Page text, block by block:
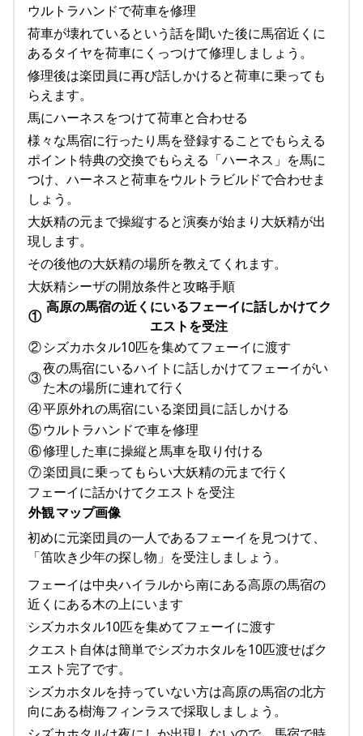
ウルトラハンドで荷車を修理
荷車が壊れているという話を聞いた後に馬宿近くに
あるタイヤを荷車にくっつけて修理しましょう。
修理後は楽団員に再び話しかけると荷車に乗っても
らえます。
馬にハーネスをつけて荷車と合わせる
様々な馬宿に行ったり馬を登録することでもらえる
ポイント特典の交換でもらえる「ハーネス」を馬に
つけ、ハーネスと荷車をウルトラビルドで合わせま
しょう。
大妖精の元まで操縦すると演奏が始まり大妖精が出
現します。
その後他の大妖精の場所を教えてくれます。
大妖精シーザの開放条件と攻略手順
①
高原の馬宿の近くにいるフェーイに話しかけてク
エストを受注
②シズカホタル10匹を集めてフェーイに渡す
③
夜の馬宿にいるハイトに話しかけてフェーイがい
た木の場所に連れて行く
④平原外れの馬宿にいる楽団員に話しかける
⑤ウルトラハンドで車を修理
⑥修理した車に操縦と馬車を取り付ける
⑦楽団員に乗ってもらい大妖精の元まで行く
フェーイに話かけてクエストを受注
外観マップ画像
初めに元楽団員の一人であるフェーイを見つけて、
「笛吹き少年の探し物」を受注しましょう。
フェーイは中央ハイラルから南にある高原の馬宿の
近くにある木の上にいます
シズカホタル10匹を集めてフェーイに渡す
クエスト自体は簡単でシズカホタルを10匹渡せばク
エスト完了です。
シズカホタルを持っていない方は高原の馬宿の北方
向にある樹海フィンラスで採取しましょう。